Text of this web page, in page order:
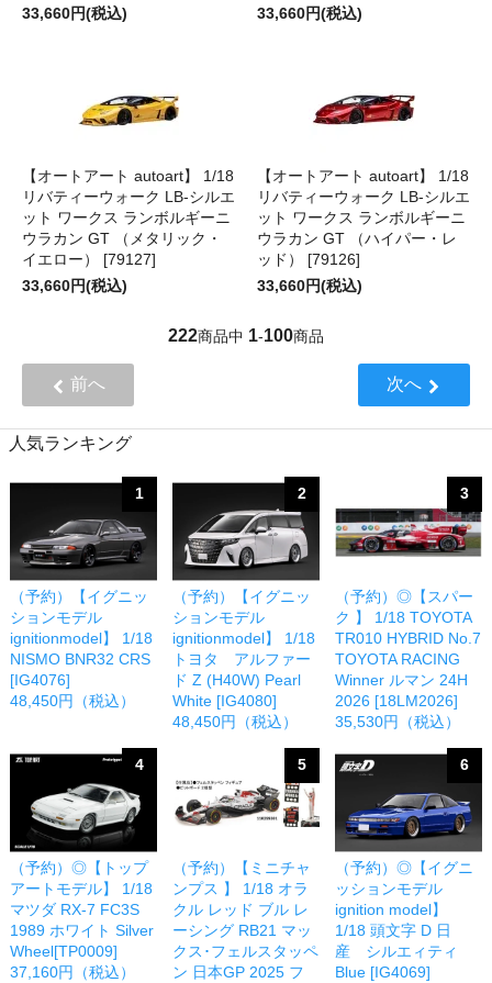
33,660円(税込) 33,660円(税込)
【オートアート autoart】 1/18
リバティーウォーク LB‐シルエ
ット ワークス ランボルギーニ
ウラカン GT （メタリック・
イエロー） [79127]
33,660円(税込)
【オートアート autoart】 1/18
リバティーウォーク LB‐シルエ
ット ワークス ランボルギーニ
ウラカン GT （ハイパー・レ
ッド） [79126]
33,660円(税込)
222商品中 1-100商品
前へ 次へ
人気ランキング
1
（予約）【イグニッ
ションモデル
ignitionmodel】 1/18
NISMO BNR32 CRS
[IG4076]
48,450円（税込）
2
（予約）【イグニッ
ションモデル
ignitionmodel】 1/18
トヨタ アルファー
ド Z (H40W) Pearl
White [IG4080]
48,450円（税込）
3
（予約）◎【スパー
ク 】 1/18 TOYOTA
TR010 HYBRID No.7
TOYOTA RACING
Winner ルマン 24H
2026 [18LM2026]
35,530円（税込）
4
（予約）◎【トップ
アートモデル】 1/18
マツダ RX-7 FC3S
1989 ホワイト Silver
Wheel[TP0009]
37,160円（税込）
5
（予約）【ミニチャ
ンプス 】 1/18 オラ
クル レッド ブル レ
ーシング RB21 マッ
クス･フェルスタッペ
ン 日本GP 2025 フ
6
（予約）◎【イグニ
ッションモデル
ignition model】
1/18 頭文字 D 日
産 シルエィティ
Blue [IG4069]